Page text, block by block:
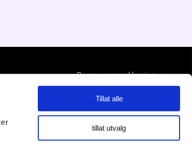
Tillat alle
tillat utvalg
Personvernserklæring
Cookies informasjon